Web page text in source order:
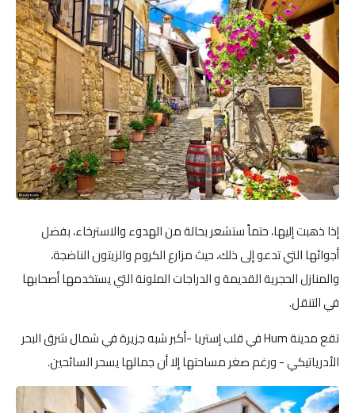
إذا ذهبت إليها، حتماً ستشعر بحالة من الهدوء والاسترخاء، بفضل
أجوائها التي تدعو إلى ذلك، حيث مزارع الكروم والزيتون الناضجة،
والمنازل الحجرية القديمة و الدراجات الملونة التي يستخدمها أصحابها
في التنقل.
تقع مدينة Hum في قلب إستريا -أكبر شبه جزيرة في شمال شرق البحر
الأدرياتيكي - ورغم صغر مساحتها إلا أن جمالها يسحر السائحين.